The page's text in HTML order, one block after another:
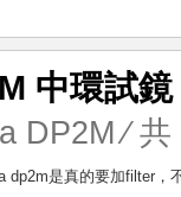
中環試鏡
DP2M⁄
dp2m是真的要加filter，